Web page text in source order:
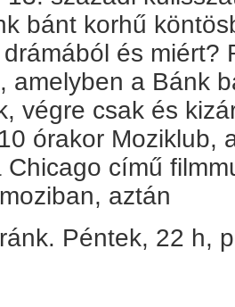
bánt korhű
és miért?
amelyben a Bánk
végre csak és
órakor Moziklub,
Chicago című
aztán
Péntek, 22 h,